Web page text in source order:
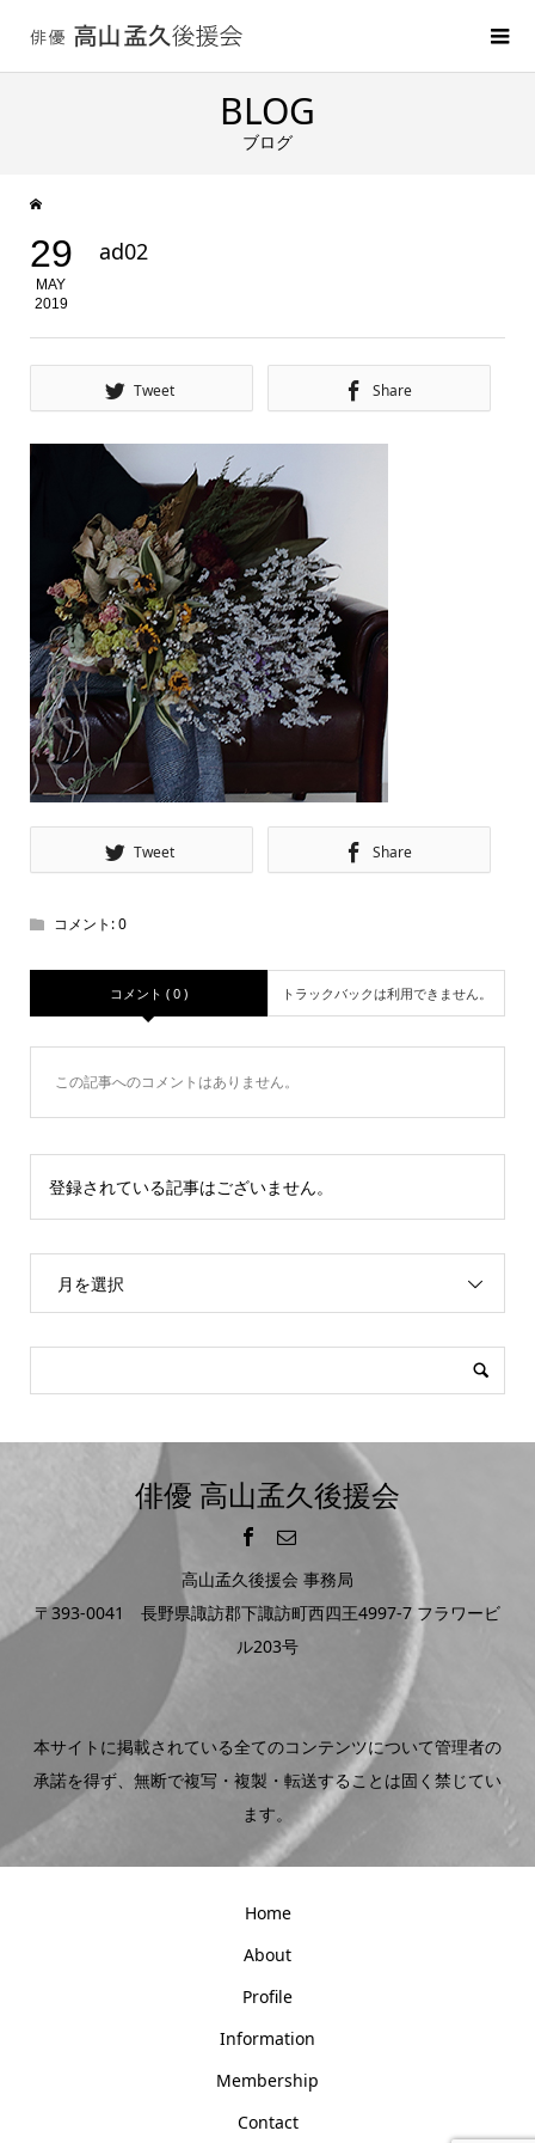
BLOG
ブログ
29
MAY
2019
ad02
Tweet Share
Tweet Share
コメント:0
コメント ( 0 ) トラックバックは利用できません。
この記事へのコメントはありません。
登録されている記事はございません。
月を選択
俳優 高山孟久後援会
高山孟久後援会 事務局
〒393-0041 長野県諏訪郡下諏訪町西四王4997-7 フラワービ
ル203号
本サイトに掲載されている全てのコンテンツについて管理者の
承諾を得ず、無断で複写・複製・転送することは固く禁じてい
ます。
Home
About
Profile
Information
Membership
Contact